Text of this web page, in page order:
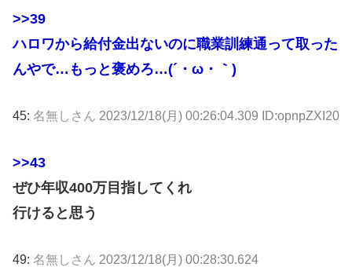
>>39
ハロワから給付金出ないのに職業訓練通って取った
んやで…もっと褒めろ…(´・ω・｀)
45: 名無しさん 2023/12/18(月) 00:26:04.309 ID:opnpZXI20
>>43
ぜひ年収400万目指してくれ
行けると思う
49: 名無しさん 2023/12/18(月) 00:28:30.624